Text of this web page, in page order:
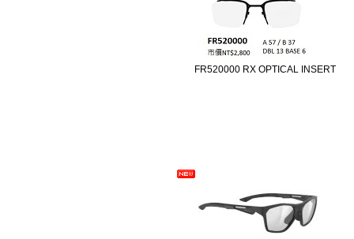
FR520000 RX OPTICAL INSERT